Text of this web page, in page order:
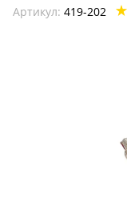
Артикул: 419-202